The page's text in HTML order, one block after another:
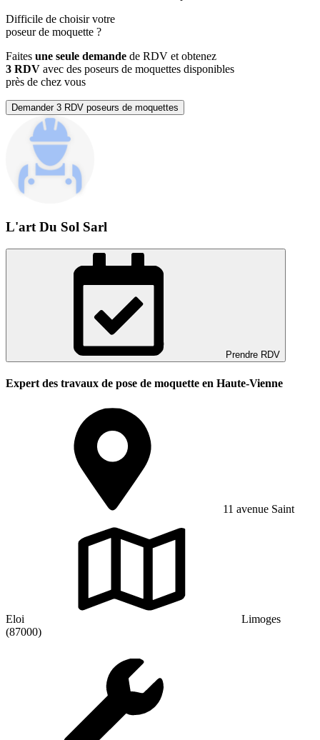
Difficile de choisir votre
poseur de moquette ?
Faites une seule demande de RDV et obtenez
3 RDV avec des poseurs de moquettes disponibles
près de chez vous
Demander 3 RDV poseurs de moquettes
L'art Du Sol Sarl
Prendre RDV
Expert des travaux de pose de moquette en Haute-Vienne
11 avenue Saint
Eloi
Limoges
(87000)